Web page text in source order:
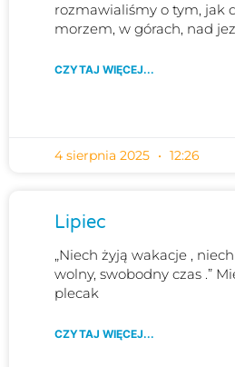
rozmawialiśmy o tym, jak
morzem, w górach, nad
CZYTAJ WIĘCEJ...
4 sierpnia 2025 12:26
Lipiec
„Niech żyją wakacje ,
wolny, swobodny czas .”
plecak
CZYTAJ WIĘCEJ...